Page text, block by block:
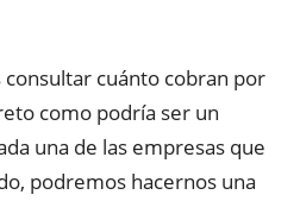
cuánto cobran por
como podría ser un
una de las empresas que
podremos hacernos una